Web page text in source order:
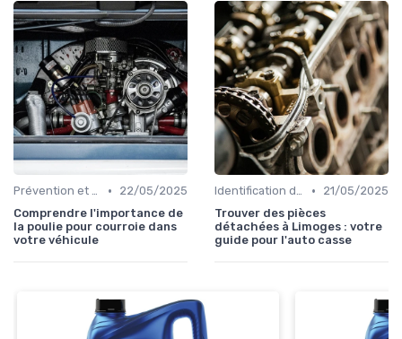
Prévention et Diagnostic des Pannes •
22/05/2025
Comprendre l'importance de
la poulie pour courroie dans
votre véhicule
Identification de la Pièce Nécessaire •
21/05/2025
Trouver des pièces
détachées à Limoges : votre
guide pour l'auto casse